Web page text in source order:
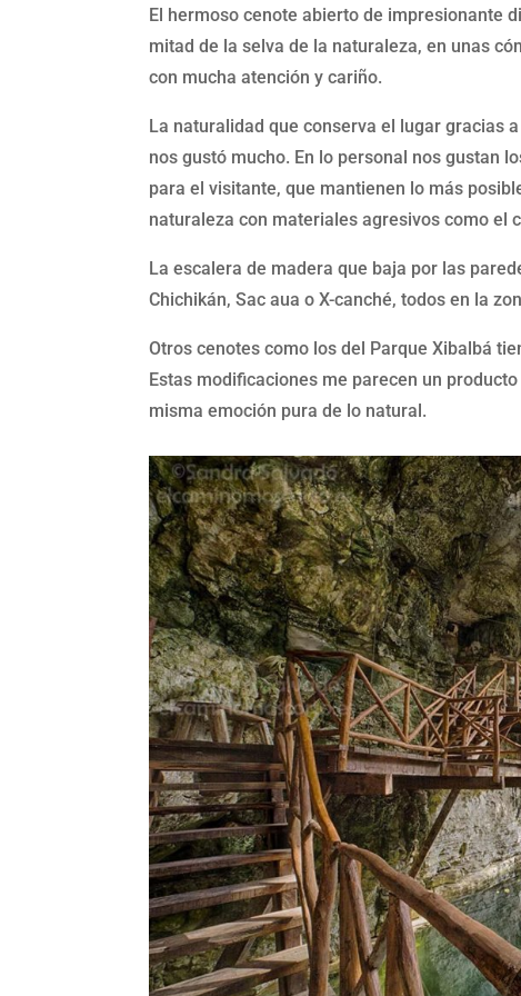
El hermoso cenote abierto de impresionante
mitad de la selva de la naturaleza, en unas
con mucha atención y cariño.
La naturalidad que conserva el lugar gracias
nos gustó mucho. En lo personal nos gustan
para el visitante, que mantienen lo más
naturaleza con materiales agresivos como el
La escalera de madera que baja por las
Chichikán, Sac aua o X-canché, todos en la
Otros cenotes como los del Parque Xibalbá
Estas modificaciones me parecen un
misma emoción pura de lo natural.